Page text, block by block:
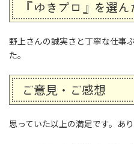
『ゆきプロ』を選ん
野上さんの誠実さと丁寧な仕事
た。
ご意見・ご感想
思っていた以上の満足です。あ